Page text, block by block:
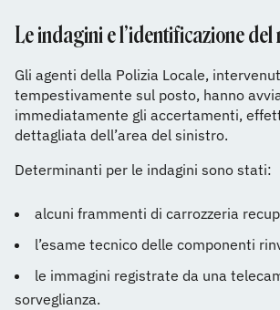
Le indagini e l’identificazione
Gli agenti della Polizia Locale,
tempestivamente sul posto, hanno
immediatamente gli accertamenti,
dettagliata dell’area del sinistro.
Determinanti per le indagini sono stati:
alcuni frammenti di carrozzeria
l’esame tecnico delle componenti
le immagini registrate da una
sorveglianza.